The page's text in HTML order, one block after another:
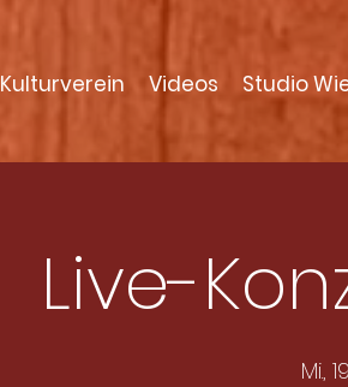
Kulturverein Videos Studio
Live-
Mi.,